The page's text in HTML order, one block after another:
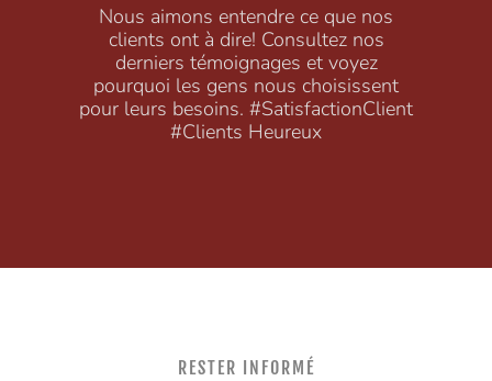
Nous aimons entendre ce que nos
clients ont à dire! Consultez nos
derniers témoignages et voyez
pourquoi les gens nous choisissent
pour leurs besoins. #SatisfactionClient
#Clients Heureux
RESTER INFORMÉ